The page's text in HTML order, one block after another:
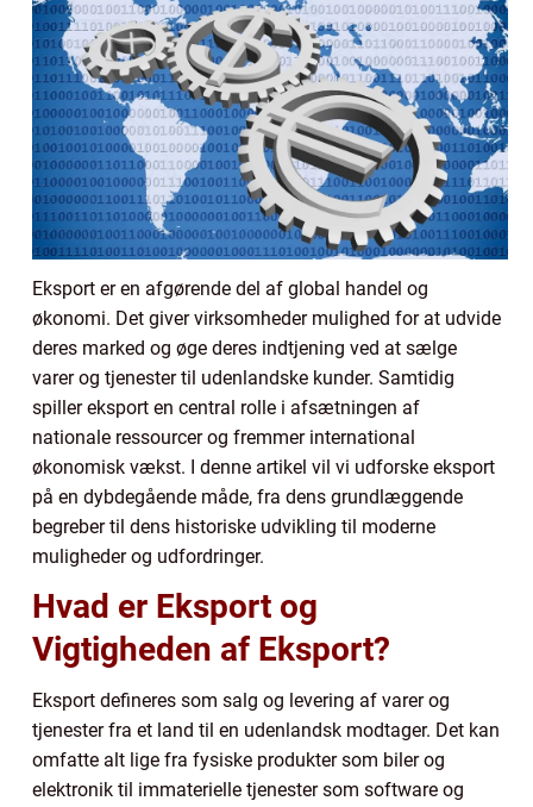
Eksport er en afgørende del af global handel og
økonomi. Det giver virksomheder mulighed for at udvide
deres marked og øge deres indtjening ved at sælge
varer og tjenester til udenlandske kunder. Samtidig
spiller eksport en central rolle i afsætningen af
nationale ressourcer og fremmer international
økonomisk vækst. I denne artikel vil vi udforske eksport
på en dybdegående måde, fra dens grundlæggende
begreber til dens historiske udvikling til moderne
muligheder og udfordringer.
Hvad er Eksport og
Vigtigheden af Eksport?
Eksport defineres som salg og levering af varer og
tjenester fra et land til en udenlandsk modtager. Det kan
omfatte alt lige fra fysiske produkter som biler og
elektronik til immaterielle tjenester som software og